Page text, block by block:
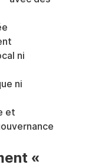
ni
ni
et
«